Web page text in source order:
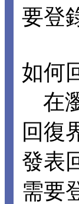
要登
如何
在
回復
發表
需要